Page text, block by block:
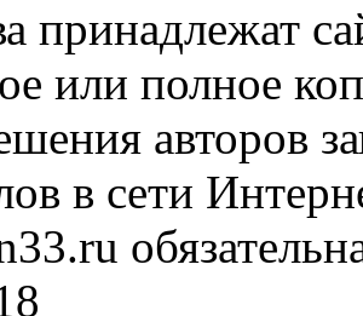
принадлежат
или полное
авторов
в сети